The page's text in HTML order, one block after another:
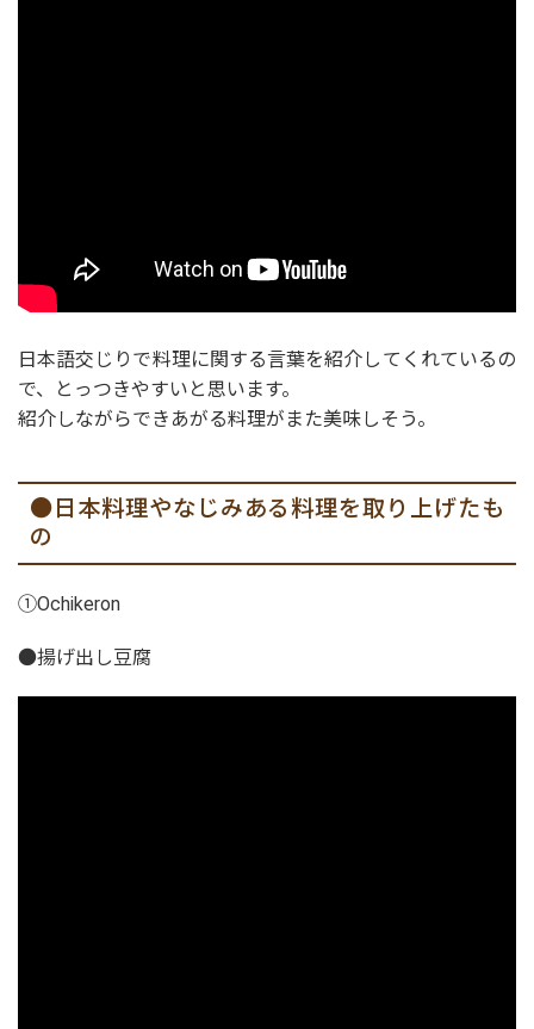
日本語交じりで料理に関する言葉を紹介してくれているの
で、とっつきやすいと思います。
紹介しながらできあがる料理がまた美味しそう。
●日本料理やなじみある料理を取り上げたも
の
①Ochikeron
●揚げ出し豆腐